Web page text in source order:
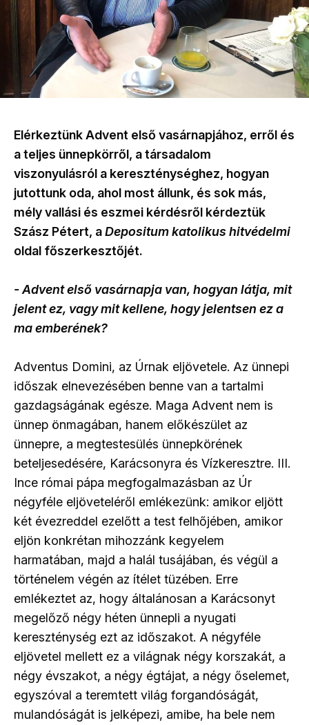
Elérkeztünk Advent első vasárnapjához, erről és
a teljes ünnepkörről, a társadalom
viszonyulásról a kereszténységhez, hogyan
jutottunk oda, ahol most állunk, és sok más,
mély vallási és eszmei kérdésről kérdeztük
Szász Pétert, aDepositum katolikus hitvédelmi
oldal főszerkesztőjét.
- Advent első vasárnapja van, hogyan látja, mit
jelent ez, vagy mit kellene, hogy jelentsen ez a
ma emberének?
Adventus Domini, az Úrnak eljövetele. Az ünnepi
időszak elnevezésében benne van a tartalmi
gazdagságának egésze. Maga Advent nem is
ünnep önmagában, hanem előkészület az
ünnepre, a megtestesülés ünnepkörének
beteljesedésére, Karácsonyra és Vízkeresztre. III.
Ince római pápa megfogalmazásban az Úr
négyféle eljöveteléről emlékezünk: amikor eljött
két évezreddel ezelőtt a test felhőjében, amikor
eljön konkrétan mihozzánk kegyelem
harmatában, majd a halál tusájában, és végül a
történelem végén az ítélet tüzében. Erre
emlékeztet az, hogy általánosan a Karácsonyt
megelőző négy héten ünnepli a nyugati
kereszténység ezt az időszakot. A négyféle
eljövetel mellett ez a világnak négy korszakát, a
négy évszakot, a négy égtájat, a négy őselemet,
egyszóval a teremtett világ forgandóságát,
mulandóságát is jelképezi, amibe, ha bele nem